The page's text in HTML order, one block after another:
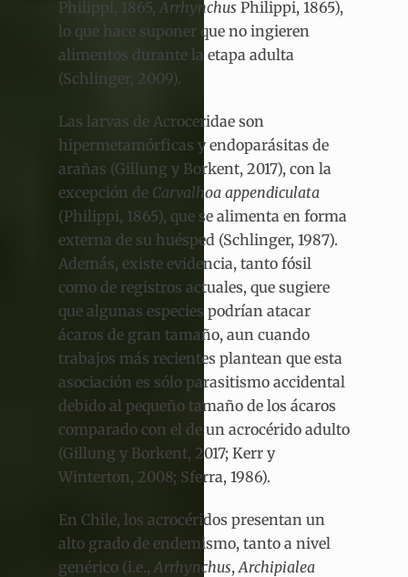
Philippi, 1865,Arrhynchus Philippi, 1865),
lo que hace suponer que no ingieren
alimentos durante la etapa adulta
(Schlinger, 2009).
Las larvas de Acroceridae son
hipermetamórficas y endoparásitas de
arañas (Gillung y Borkent, 2017), con la
excepción de Carvalhoa appendiculata
(Philippi, 1865), que se alimenta en forma
externa de su huésped (Schlinger, 1987).
Además, existe evidencia, tanto fósil
como de registros actuales, que sugiere
que algunas especies podrían atacar
ácaros de gran tamaño, aun cuando
trabajos más recientes plantean que esta
asociación es sólo parasitismo accidental
debido al pequeño tamaño de los ácaros
comparado con el de un acrocérido adulto
(Gillung y Borkent, 2017; Kerr y
Winterton, 2008; Sferra, 1986).
En Chile, los acrocéridos presentan un
alto grado de endemismo, tanto a nivel
genérico (i.e., Arrhynchus, Archipialea